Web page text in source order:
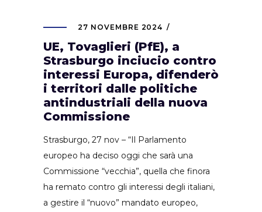
27 NOVEMBRE 2024
UE, Tovaglieri (PfE), a
Strasburgo inciucio contro
interessi Europa, difenderò
i territori dalle politiche
antindustriali della nuova
Commissione
Strasburgo, 27 nov – “Il Parlamento
europeo ha deciso oggi che sarà una
Commissione “vecchia”, quella che finora
ha remato contro gli interessi degli italiani,
a gestire il “nuovo” mandato europeo,